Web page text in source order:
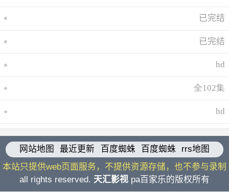
已完结
已完结
hd
全102集
hd
网站地图 最近更新 百度蜘蛛 百度蜘蛛
rrs地图
本站只提供web页面服务，不提供资源存储，也不参与录制
all rights reserved. 天汇影视 pa百家乐的版权所有